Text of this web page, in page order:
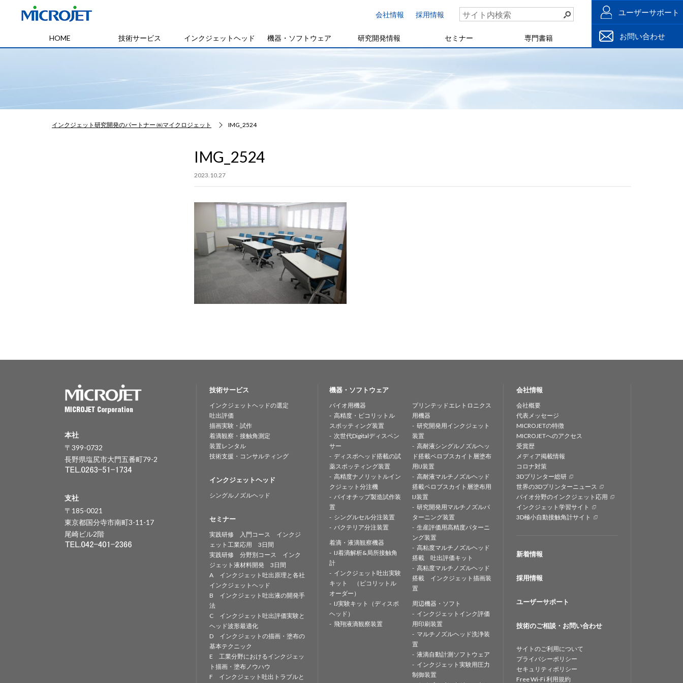
会社情報 採用情報
HOME 技術サービス インクジェットヘッド 機器・ソフトウェア 研究開発情報 セミナー 専門書籍
ユーザーサポート
お問い合わせ
インクジェット研究開発のパートナー ㈱マイクロジェット IMG_2524
IMG_2524
2023.10.27
本社
〒399-0732
長野県塩尻市大門五番町79-2
支社
〒185-0021
東京都国分寺市南町3-11-17
尾崎ビル2階
技術サービス
インクジェットヘッドの選定
吐出評価
描画実験・試作
着滴観察・接触角測定
装置レンタル
技術支援・コンサルティング
インクジェットヘッド
シングルノズルヘッド
セミナー
実践研修 入門コース インクジ
ェット工業応用 3日間
実践研修 分野別コース インク
ジェット液材料開発 3日間
A インクジェット吐出原理と各社
インクジェットヘッド
B インクジェット吐出液の開発手
法
C インクジェット吐出評価実験と
ヘッド波形最適化
D インクジェットの描画・塗布の
基本テクニック
E 工業分野におけるインクジェッ
ト描画・塗布ノウハウ
F インクジェット吐出トラブルと
機器・ソフトウェア
バイオ用機器
高精度・ピコリットル
スポッティング装置
次世代Digitalディスペン
サー
ディスポヘッド搭載の試
薬スポッティング装置
高精度ナノリットルイン
クジェット分注機
バイオチップ製造試作装
置
シングルセル分注装置
バクテリア分注装置
着滴・液滴観察機器
IJ着滴解析&局所接触角
計
インクジェット吐出実験
キット （ピコリットル
オーダー）
IJ実験キット（ディスポ
ヘッド）
飛翔液滴観察装置
プリンテッドエレトロニクス
用機器
研究開発用インクジェット
装置
高耐液シングルノズルヘッ
ド搭載ペロブスカイト層塗布
用IJ装置
高耐液マルチノズルヘッド
搭載ペロブスカイト層塗布用
IJ装置
研究開発用マルチノズルパ
ターニング装置
生産評価用高精度パターニ
ング装置
高粘度マルチノズルヘッド
搭載 吐出評価キット
高粘度マルチノズルヘッド
搭載 インクジェット描画装
置
周辺機器・ソフト
インクジェットインク評価
用印刷装置
マルチノズルヘッド洗浄装
置
液滴自動計測ソフトウェア
インクジェット実験用圧力
制御装置
会社情報
会社概要
代表メッセージ
MICROJETの特徴
MICROJETへのアクセス
受賞歴
メディア掲載情報
コロナ対策
3Dプリンター総研
世界の3Dプリンターニュース
バイオ分野のインクジェット応用
インクジェット学習サイト
3D極小自動接触角計サイト
新着情報
採用情報
ユーザーサポート
技術のご相談・お問い合わせ
サイトのご利用について
プライバシーポリシー
セキュリティポリシー
Free Wi-Fi 利用規約